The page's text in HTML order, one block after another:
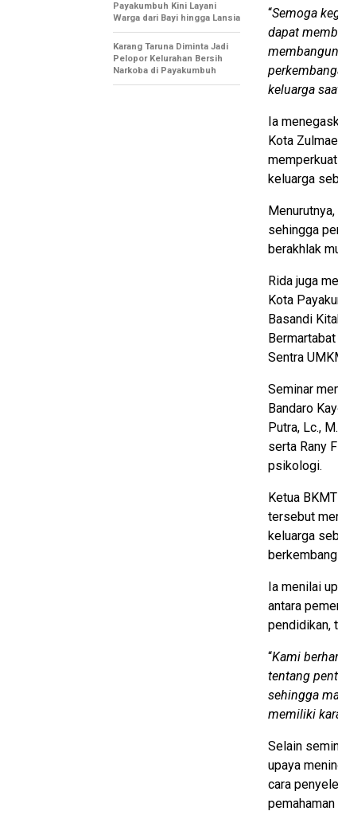
“Semoga
dapat
keluarga
Ia
Kota
keluarga
sehingga
berakhlak
Rida juga
Kota
Basandi
Sentra
Seminar
Bandaro
Putra, Lc.,
serta Rany
psikologi.
Ketua
tersebut
keluarga
Ia menilai
antara
pendidikan,
“Kami
tentang
sehingga
memiliki
Selain
upaya
cara
Payakumbuh Kini Layani
Warga dari Bayi hingga Lansia
Karang Taruna Diminta Jadi
Pelopor Kelurahan Bersih
Narkoba di Payakumbuh